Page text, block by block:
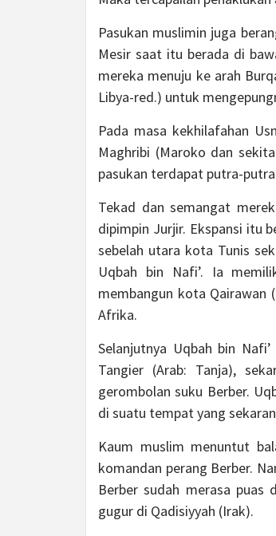
Pasukan muslimin juga
Mesir saat itu berada di
mereka menuju ke arah
Libya-red.) untuk
Pada masa kekhilafahan
Maghribi (Maroko dan
pasukan terdapat putra-putra
Tekad dan semangat
dipimpin Jurjir. Ekspansi itu
sebelah utara kota Tunis
Uqbah bin Nafi’. Ia
membangun kota Qairawan
Afrika.
Selanjutnya Uqbah bin
Tangier (Arab: Tanja),
gerombolan suku Berber.
di suatu tempat yang
Kaum muslim menuntut
komandan perang Berber.
Berber sudah merasa puas
gugur di Qadisiyyah (Irak).